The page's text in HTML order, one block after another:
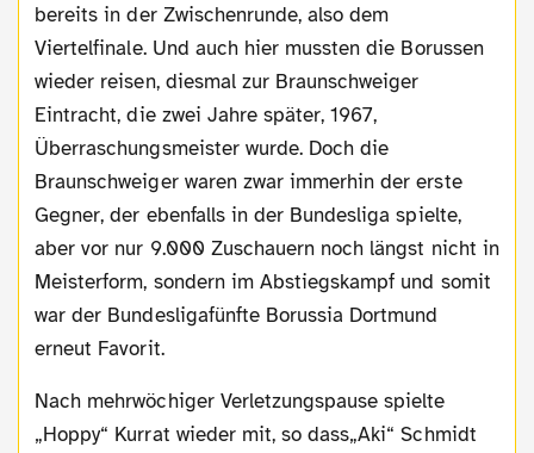
bereits in der Zwischenrunde, also dem
Viertelfinale. Und auch hier mussten die Borussen
wieder reisen, diesmal zur Braunschweiger
Eintracht, die zwei Jahre später, 1967,
Überraschungsmeister wurde. Doch die
Braunschweiger waren zwar immerhin der erste
Gegner, der ebenfalls in der Bundesliga spielte,
aber vor nur 9.000 Zuschauern noch längst nicht in
Meisterform, sondern im Abstiegskampf und somit
war der Bundesligafünfte Borussia Dortmund
erneut Favorit.
Nach mehrwöchiger Verletzungspause spielte
„Hoppy“ Kurrat wieder mit, so dass„Aki“ Schmidt